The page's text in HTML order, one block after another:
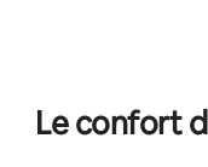
Le confort